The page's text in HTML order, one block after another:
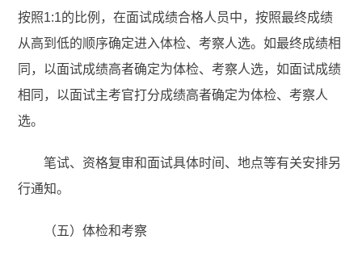
按照1:1的比例，在面试成绩合格人员中，按照最终成绩
从高到低的顺序确定进入体检、考察人选。如最终成绩相
同，以面试成绩高者确定为体检、考察人选，如面试成绩
相同，以面试主考官打分成绩高者确定为体检、考察人
选。
笔试、资格复审和面试具体时间、地点等有关安排另
行通知。
（五）体检和考察